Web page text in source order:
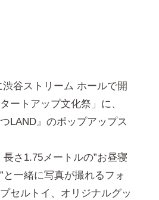
谷ストリーム ホールで開
ートアップ文化祭」に、
LAND』のポップアップス
さ1.75メートルの”お昼寝
と一緒に写真が撮れるフォ
セルトイ、オリジナルグッ